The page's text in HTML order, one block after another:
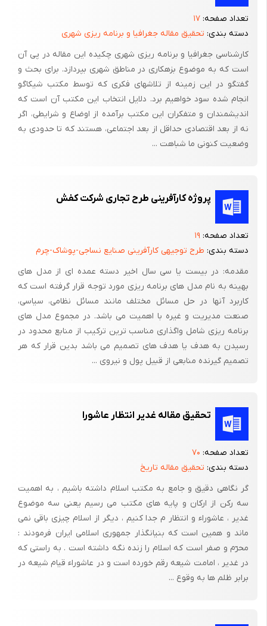
گرفته است. مدیری که خود متولد آمریکای جنوبی است، کار رسمی خود
را در اروپا آغاز کرده و اوج شهرتش را در آسیا تجربه نموده و حال هر
هفته بین سه قاره آسیا، اروپا و آمریکا در حال سفر است تا مبادا از
تجربیات دیگران عقب بماند.
دادن جانی دوباره به کمپانی تقریبا ور شکسته «نیسان» که حال به
عنوان کمپانی شماره دو خودرو سازی ژاپن مجددا به عرصه رقابت
بازگشته است، سبب شد تا نام «Ghosn» به عنوان یک اسطوره در
اذهان مردم ژاپن باقی بماند. هنگامی که او در سال 1999 سکان هدایت
این کمپانی را در دست گرفت، به همه هواداران این شرکت قول داد که
سمت خود استعفا خواهد کرد و همگان دیدند که بعد از مدت دو سال
نه تنها نیازی به استعفای او نبود بلکه برای موفقیت او جشن های
بزرگی برپا گردید.
اینکه ملیت او واقعا کجایی است مساله ای نیست که به راحتی بتوان
به آن پرداخت «carlos Ghosn» در نهم مارس 1954 در برزیل متولد
شد.پدر و مادرش اصلیتی لبنانی داشتند و او نیز با شناسنامه
فرانسوی(!) در بیروت بزرگ شد. در سال 1974 از دانشگاه پلی تکنیک
پاریس فارغ التحصیل شد و در سال 1978 از یکی دیگر از دانشگاه های
این شهر مدرک مهندسی گرفت و بلافاصله در یک کمپانی فرانسوی
ساخت لاستیک با نام «Michelin» مشغول به کار شد و در سال 1981
به سمت مدیریت یکی از شعبه های شرکت در پاریس در آمد.
تعداد صفحه: ۱۷
دسته بندی: تحقیق مقاله جغرافیا و برنامه ریزی شهری
کارشناسی جغرافیا و برنامه ریزی شهری چکیده این مقاله در پی آن
است که به موضوع بزهکاری در مناطق شهری بپردازد. برای بحث و
گفتگو در این زمینه از تلاشهای فکری که توسط مکتب شیکاگو
انجام شده سود خواهیم برد. دلایل انتخاب این مکتب آن است که
اندیشمندان و متفکران این مکتب برآمده از اوضاع و شرایطی، اگر
نه از بعد اقتصادی حداقل از بعد اجتماعی، هستند که تا حدودی به
وضعیت کنونی ما شباهت ...
پروژه کارآفرینی طرح تجاری شرکت کفش
تعداد صفحه: ۱۹
دسته بندی: طرح توجیهی کارآفرینی صنایع نساجی-پوشاک-چرم
مقدمه: در بیست یا سی سال اخیر دسته عمده ای از مدل های
بهینه به نام مدل های برنامه ریزی مورد توجه قرار گرفته است که
کاربرد آنها در حل مسائل مختلف مانند مسائل نظامی، سیاسی،
صنعت مدیریت و غیره با اهمیت می باشد. در مجموع مدل های
برنامه ریزی شامل واگذاری مناسب ترین ترکیب از منابع محدود در
رسیدن به هدف یا هدف های تصمیم می باشد بدین قرار که هر
تصمیم گیرنده منابعی از قبیل پول و نیروی ...
تحقیق مقاله غدیر انتظار عاشورا
تعداد صفحه: ۷۰
دسته بندی: تحقیق مقاله تاریخ
گر نگاهی دقیق و جامع به مکتب اسلام داشته باشیم ، به اهمیت
سه رکن از ارکان و پایه های مکتب می رسیم یعنی سه موضوع
غدیر ، عاشوراء و انتظار م جدا کنیم ، دیگر از اسلام چیزی باقی نمی
ماند و همین است که بنیانگذار جمهوری اسلامی ایران فرمودند :
محرّم و صفر است که اسلام را زنده نگه داشته است . به راستی که
در غدیر ، امامت شیعه رقم خورده است و در عاشوراء قیام شیعه در
برابر ظلم ها به وقوع ...